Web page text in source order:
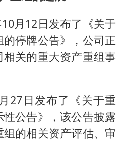
月12日发布了《关于
停牌公告》，公司正
关的重大资产重组事
27日发布了《关于重
公告》，该公告披露
的相关资产评估、审